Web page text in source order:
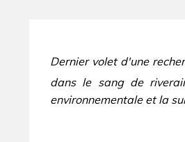
Dernier volet d'une
dans le sang de
environnementale et la